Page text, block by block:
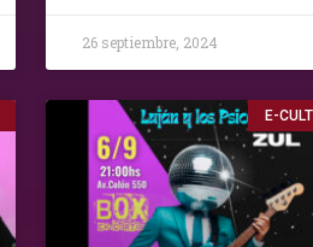
26 septiembre, 2024
E-